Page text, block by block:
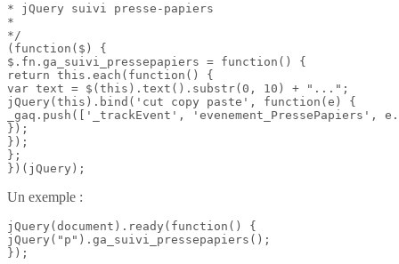
* jQuery suivi presse-papiers
*
*/
(function($) {
$.fn.ga_suivi_pressepapiers = function() {
return this.each(function() {
var text = $(this).text().substr(0, 10) + "...";
jQuery(this).bind('cut copy paste', function(e) {
_gaq.push(['_trackEvent', 'evenement_PressePapiers',
});
});
};
})(jQuery);
Un exemple :
jQuery(document).ready(function() {
jQuery("p").ga_suivi_pressepapiers();
});